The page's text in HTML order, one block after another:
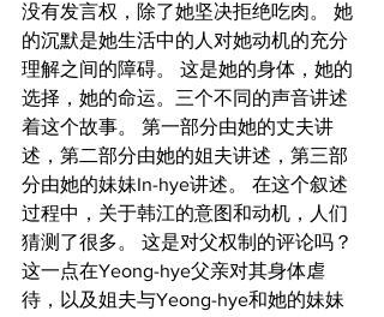
没有发言权，除了她坚决拒绝吃肉。 她
的沉默是她生活中的人对她动机的充分
理解之间的障碍。 这是她的身体，她的
选择，她的命运。三个不同的声音讲述
着这个故事。 第一部分由她的丈夫讲
述，第二部分由她的姐夫讲述，第三部
分由她的妹妹In-hye讲述。 在这个叙述
过程中，关于韩江的意图和动机，人们
猜测了很多。 这是对父权制的评论吗？
这一点在Yeong-hye父亲对其身体虐
待，以及姐夫与Yeong-hye和她的妹妹